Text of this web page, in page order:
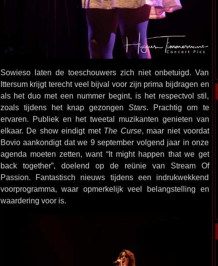
Sowieso laten de toeschouwers zich niet onbetuigd. Van
Ittersum krijgt terecht veel bijval voor zijn prima bijdragen en
als het duo met een nummer begint, is het respectvol stil,
zoals tijdens het knap gezongenStars. Prachtig om te
ervaren. Publiek en het tweetal muzikanten genieten van
elkaar. De show eindigt met The Curse, maar niet voordat
Bovio aankondigt dat we 9 september volgend jaar in onze
agenda moeten zetten, want “It might happen that we get
back together”, doelend op de reünie van Stream Of
Passion. Fantastisch nieuws tijdens een indrukwekkend
voorprogramma, waar opmerkelijk veel belangstelling en
waardering voor is.